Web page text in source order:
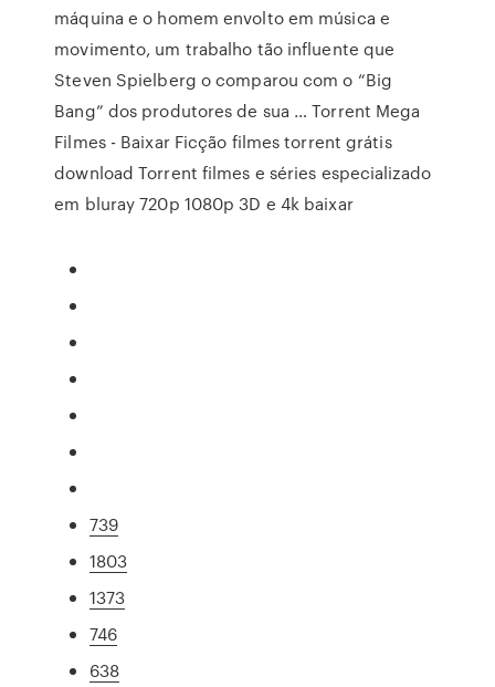
máquina e o homem envolto em música e
movimento, um trabalho tão influente que
Steven Spielberg o comparou com o “Big
Bang” dos produtores de sua … Torrent Mega
Filmes - Baixar Ficção filmes torrent grátis
download Torrent filmes e séries especializado
em bluray 720p 1080p 3D e 4k baixar
739
1803
1373
746
638